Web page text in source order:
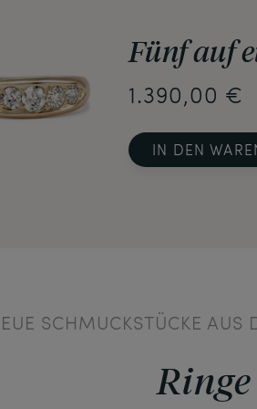
Fünf auf
1.390,00 €
IN DEN
SCHMUCKSTÜCKE AUS
Ringe